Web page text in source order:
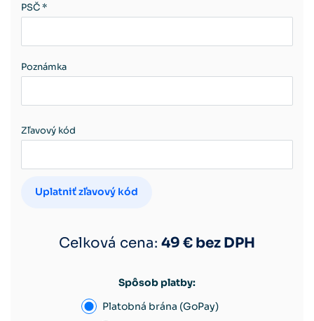
PSČ *
Poznámka
Zľavový kód
Uplatniť zľavový kód
Celková cena: 49 € bez DPH
Spôsob platby:
Platobná brána (GoPay)